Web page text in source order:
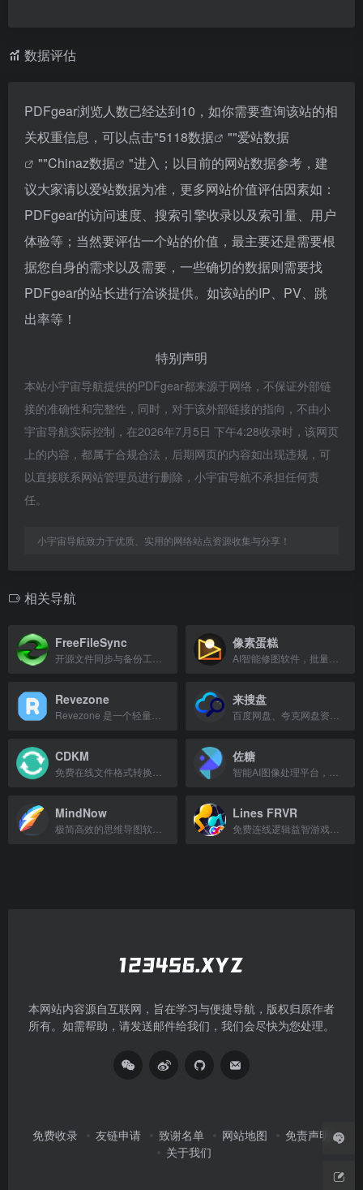
数据评估
PDFgear浏览人数已经达到10，如你需要查询该站的相
关权重信息，可以点击"5118数据 ""爱站数据
""Chinaz数据
"进入；以目前的网站数据参考，建
议大家请以爱站数据为准，更多网站价值评估因素如：
PDFgear的访问速度、搜索引擎收录以及索引量、用户
体验等；当然要评估一个站的价值，最主要还是需要根
据您自身的需求以及需要，一些确切的数据则需要找
PDFgear的站长进行洽谈提供。如该站的IP、PV、跳
出率等！
特别声明
本站小宇宙导航提供的PDFgear都来源于网络，不保证外部链
接的准确性和完整性，同时，对于该外部链接的指向，不由小
宇宙导航实际控制，在2026年7月5日 下午4:28收录时，该网页
上的内容，都属于合规合法，后期网页的内容如出现违规，可
以直接联系网站管理员进行删除，小宇宙导航不承担任何责
任。
小宇宙导航致力于优质、实用的网络站点资源收集与分享！
相关导航
FreeFileSync 像素蛋糕
Revezone 来搜盘
CDKM 佐糖
MindNow Lines FRVR
本网站内容源自互联网，旨在学习与便捷导航，版权归原作者
所有。如需帮助，请发送邮件给我们，我们会尽快为您处理。
免费收录 友链申请 致谢名单 网站地图
免责声明
关于我们